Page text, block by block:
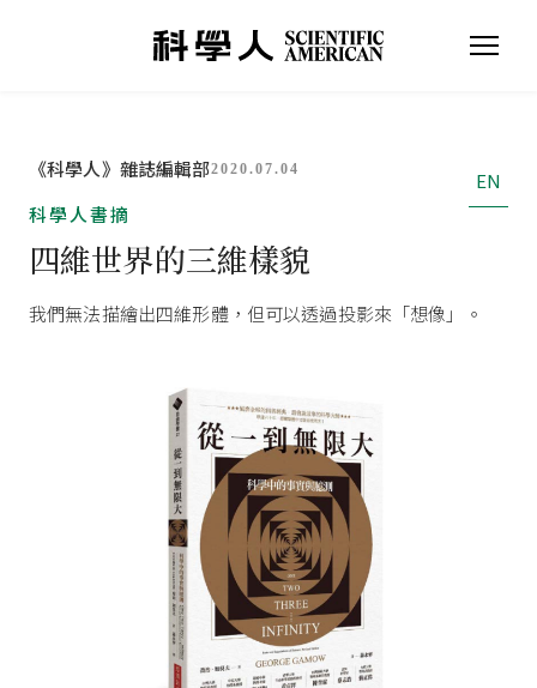
《科學人》雜誌編輯部2020.07.04
EN
科學人書摘
四維世界的三維樣貌
我們無法描繪出四維形體，但可以透過投影來「想像」。